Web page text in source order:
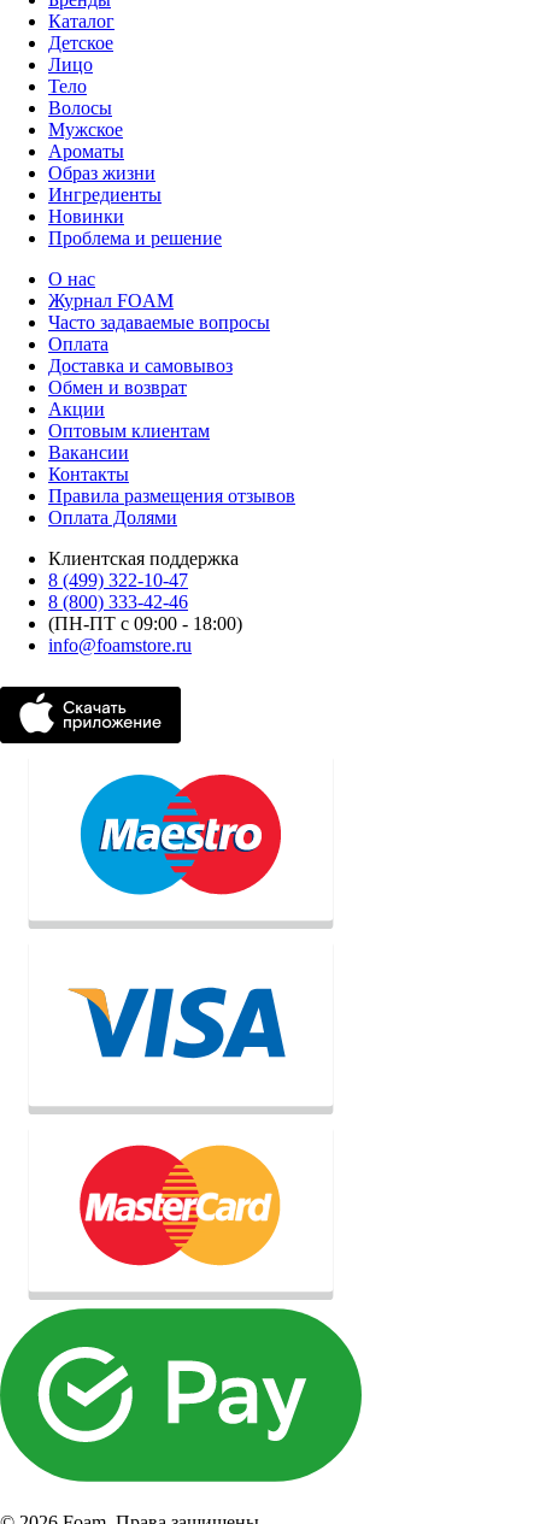
Каталог
Детское
Лицо
Тело
Волосы
Мужское
Ароматы
Образ жизни
Ингредиенты
Новинки
Проблема и решение
О нас
Журнал FOAM
Часто задаваемые вопросы
Оплата
Доставка и самовывоз
Обмен и возврат
Акции
Оптовым клиентам
Вакансии
Контакты
Правила размещения отзывов
Оплата Долями
Клиентская поддержка
8 (499) 322-10-47
8 (800) 333-42-46
(ПН-ПТ с 09:00 - 18:00)
info@foamstore.ru